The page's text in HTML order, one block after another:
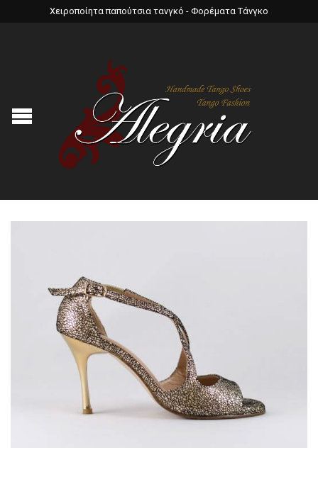
Χειροποίητα παπούτσια τανγκό - Φορέματα Τάνγκο